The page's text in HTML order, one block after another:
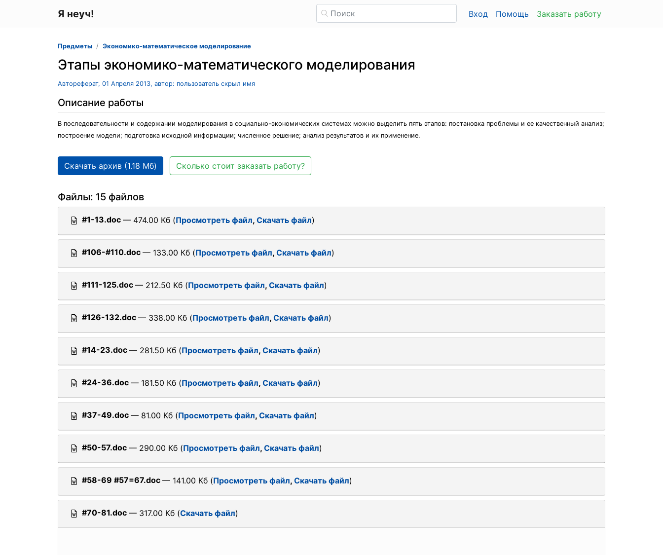
Я неуч! Вход Помощь Заказать работу
Предметы Экономико-математическое моделирование
Этапы экономико-математического моделирования
Автореферат, 01 Апреля 2013, автор: пользователь скрыл имя
Описание работы
В последовательности и содержании моделирования в социально-экономических системах можно выделить пять этапов: постановка проблемы и ее качественный анализ;
построение модели; подготовка исходной информации; численное решение; анализ результатов и их применение.
Скачать архив (1.18 Мб) Сколько стоит заказать работу?
Файлы: 15 файлов
#1-13.doc — 474.00 Кб (Просмотреть файл, Скачать файл)
#106-#110.doc — 133.00 Кб (Просмотреть файл, Скачать файл)
#111-125.doc — 212.50 Кб (Просмотреть файл, Скачать файл)
#126-132.doc — 338.00 Кб (Просмотреть файл, Скачать файл)
#14-23.doc — 281.50 Кб (Просмотреть файл, Скачать файл)
#24-36.doc — 181.50 Кб (Просмотреть файл, Скачать файл)
#37-49.doc — 81.00 Кб (Просмотреть файл, Скачать файл)
#50-57.doc — 290.00 Кб (Просмотреть файл, Скачать файл)
#58-69 #57=67.doc — 141.00 Кб (Просмотреть файл, Скачать файл)
#70-81.doc — 317.00 Кб (Скачать файл)